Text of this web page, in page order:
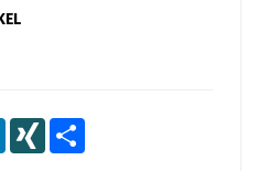
LinkedInXING